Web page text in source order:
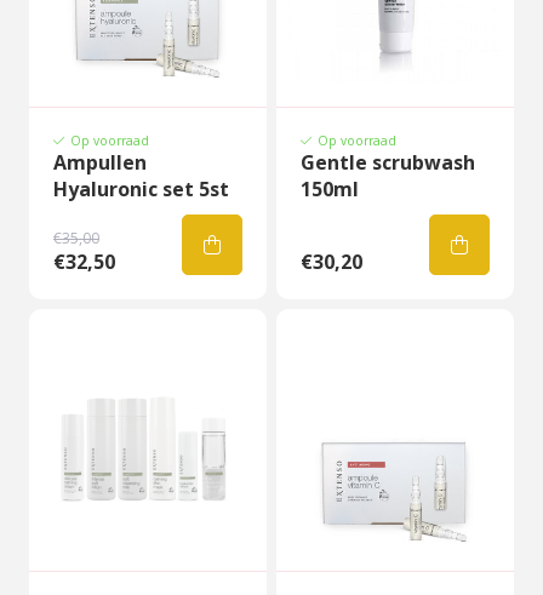
Op voorraad
Ampullen
Hyaluronic set 5st
€35,00
€32,50
Op voorraad
Gentle scrubwash
150ml
€30,20